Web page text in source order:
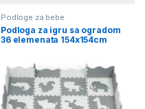
Podloge za bebe
Podloga za igru sa ogradom
36 elemenata 154x154cm